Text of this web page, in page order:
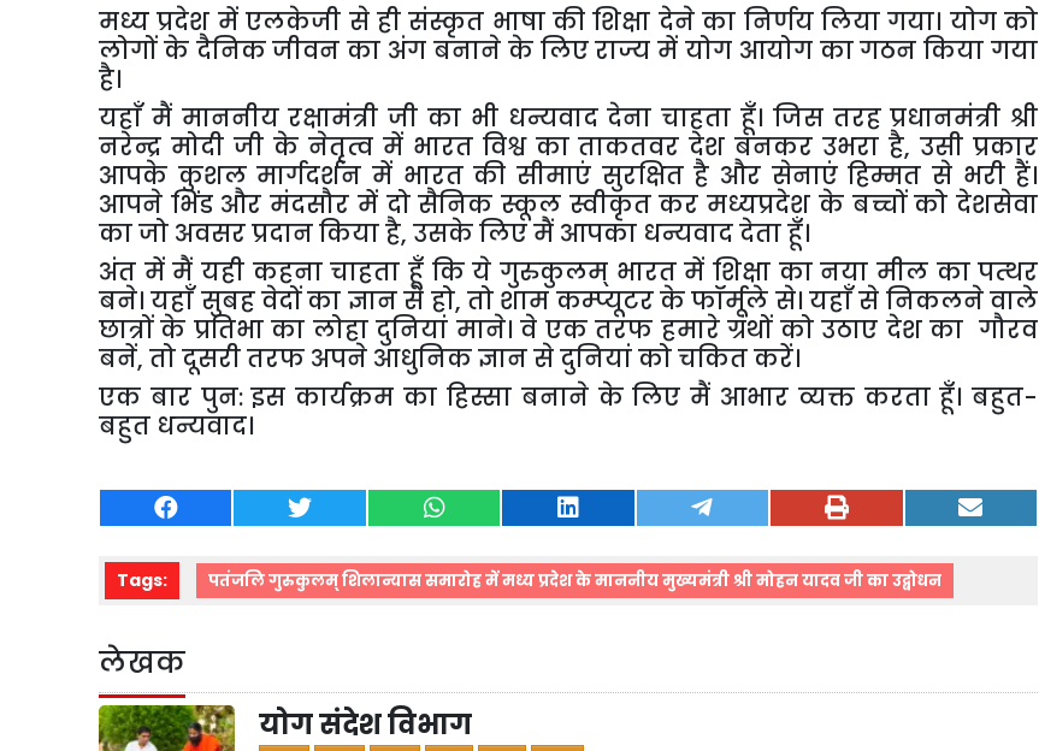
मध्य प्रदेश में एलकेजी से ही संस्कृत भाषा की शिक्षा देने का निर्णय लिया गया। योग को
लोगों के दैनिक जीवन का अंग बनाने के लिए राज्य में योग आयोग का गठन किया गया
है।
यहाँ मैं माननीय रक्षामंत्री जी का भी धन्यवाद देना चाहता हूँ। जिस तरह प्रधानमंत्री श्री
नरेन्द्र मोदी जी के नेतृत्व में भारत विश्व का ताकतवर देश बनकर उभरा है,उसी प्रकार
आपके कुशल मार्गदर्शन में भारत की सीमाएं सुरक्षित है और सेनाएं हिम्मत से भरी हैं।
आपने भिंड और मंदसौर में दो सैनिक स्कूल स्वीकृत कर मध्यप्रदेश के बच्चों को देशसेवा
काजो अवसरप्रदानकियाहै, उसकेलिएमैं आपका धन्यवाददेताहूँ।
अंत में मैं यही कहना चाहता हूँ कि ये गुरुकुलम् भारत में शिक्षा का नया मील का पत्थर
बने। यहाँ सुबहवेदोंका ज्ञानसे हो, तो शाम कम्प्यूटरकेफॉर्मूले से। यहाँसे निकलनेवाले
छात्रों के प्रतिभा का लोहा दुनियां माने। वे एक तरफ हमारे ग्रंथों को उठाए देश का गौरव
बनें, तोदूसरीतरफ अपने आधुनिकज्ञानसेदुनियांकोचकितकरें।
एक बार पुन:इस कार्यक्रम का हिस्सा बनाने के लिए मैं आभार व्यक्त करता हूँ। बहुत-
बहुत धन्यवाद।
Tags: पतंजलि गुरुकुलम् शिलान्यास समारोह में मध्य प्रदेश के माननीय मुख्यमंत्री श्री मोहन यादव जी का उद्बोधन
लेखक
योग संदेश विभाग